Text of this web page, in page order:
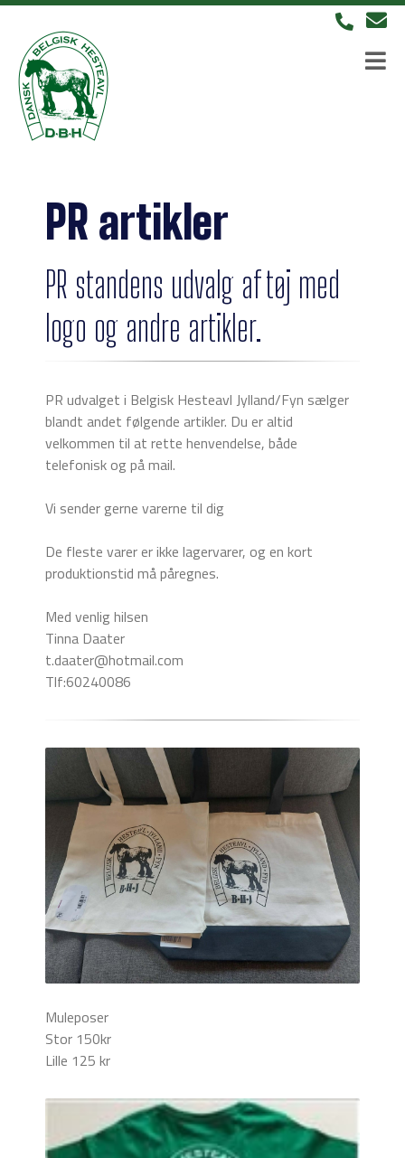
PR artikler
PR standens udvalg af tøj med
logo og andre artikler.
PR udvalget i Belgisk Hesteavl Jylland/Fyn sælger
blandt andet følgende artikler. Du er altid
velkommen til at rette henvendelse, både
telefonisk og på mail.
Vi sender gerne varerne til dig
De fleste varer er ikke lagervarer, og en kort
produktionstid må påregnes.
Med venlig hilsen
Tinna Daater
t.daater@hotmail.com
Tlf:60240086
Muleposer
Stor 150kr
Lille 125 kr